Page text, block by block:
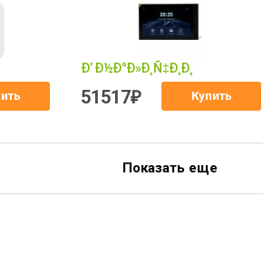
51517₽ Купить
Показать еще